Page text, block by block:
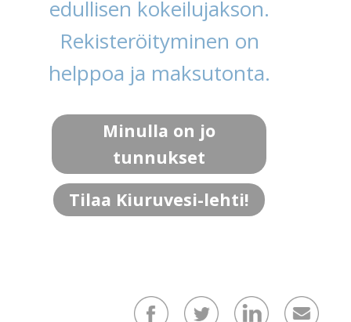
edullisen kokeilujakson.
Rekisteröityminen on
helppoa ja maksutonta.
Minulla on jo
tunnukset
Tilaa Kiuruvesi-lehti!